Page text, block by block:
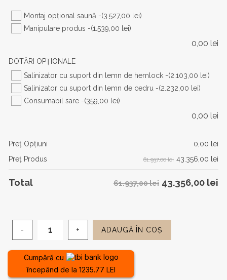
Montaj opţional saună -(3.527,00 lei)
Manipulare produs -(1.539,00 lei)
0,00 lei
DOTĂRI OPŢIONALE
Salinizator cu suport din lemn de hemlock -(2.103,00 lei)
Salinizator cu suport din lemn de cedru -(2.232,00 lei)
Consumabil sare -(359,00 lei)
0,00 lei
Preţ Opţiuni 0,00 lei
Preţ Produs
61.937,00 lei 43.356,00 lei
Total 61.937,00 lei 43.356,00 lei
Cantitate
de
cu
ADAUGĂ ÎN COȘ
Cumpără cu
începând de la 1235.77 LEI